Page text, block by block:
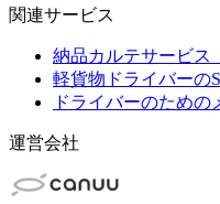
関連サービス
納品カルテサービス
軽貨物ドライバーの
ドライバーのための
運営会社